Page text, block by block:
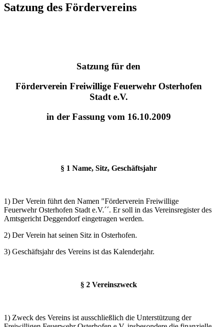
Satzung des Fördervereins
Satzung für den
Förderverein Freiwillige Feuerwehr Osterhofen
Stadt e.V.
in der Fassung vom 16.10.2009
§ 1 Name, Sitz, Geschäftsjahr
1) Der Verein führt den Namen "Förderverein Freiwillige
Feuerwehr Osterhofen Stadt e.V.´´. Er soll in das Vereinsregister des
Amtsgericht Deggendorf eingetragen werden.
2) Der Verein hat seinen Sitz in Osterhofen.
3) Geschäftsjahr des Vereins ist das Kalenderjahr.
§ 2 Vereinszweck
1) Zweck des Vereins ist ausschließlich die Unterstützung der